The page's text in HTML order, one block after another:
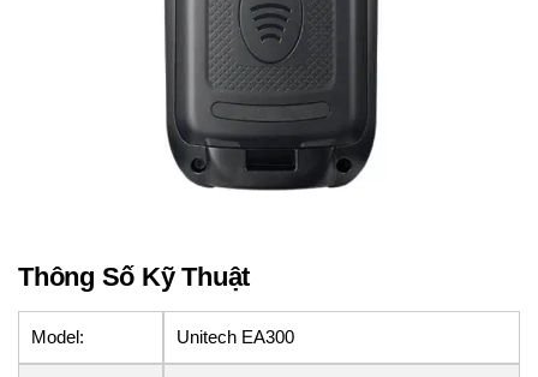
Thông Số Kỹ Thuật
Model: Unitech EA300